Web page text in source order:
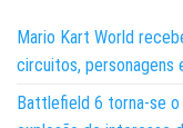
Mario Kart World
circuitos, personagens
Battlefield 6 torna-se o